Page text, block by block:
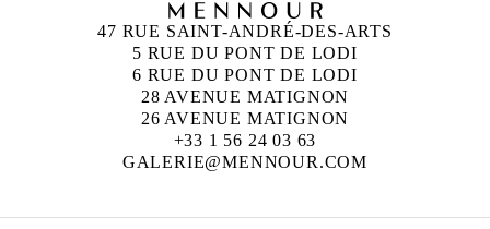
47 RUE SAINT-ANDRÉ-DES-ARTS
5 RUE DU PONT DE LODI
6 RUE DU PONT DE LODI
28 AVENUE MATIGNON
26 AVENUE MATIGNON
+33 1 56 24 03 63
GALERIE@MENNOUR.COM